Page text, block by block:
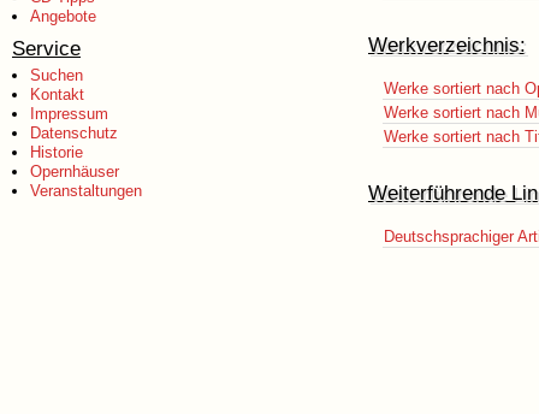
Angebote
Service
Suchen
Kontakt
Impressum
Datenschutz
Historie
Opernhäuser
Veranstaltungen
Werkverzeichnis:
Werke sortiert nach
Werke sortiert nach
Werke sortiert nach
Weiterführende
Deutschsprachiger